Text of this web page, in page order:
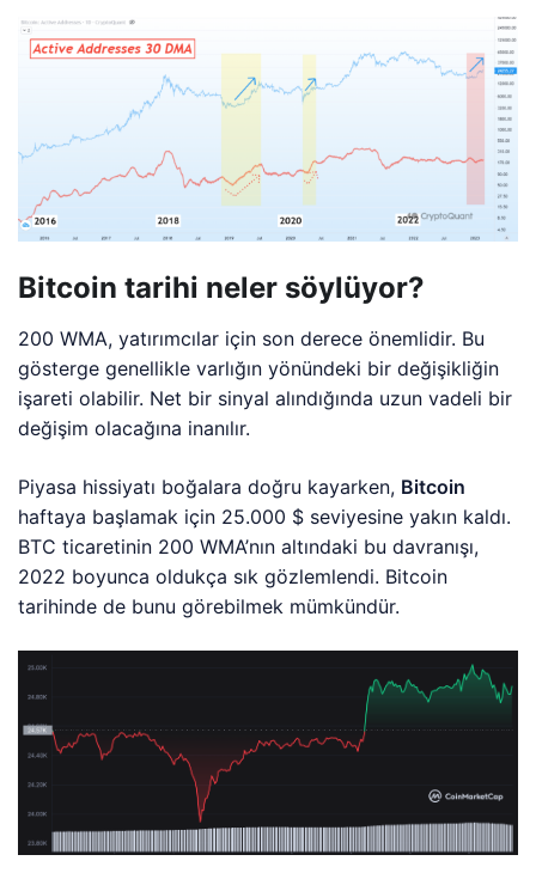
Bitcoin tarihi neler söylüyor?
200 WMA, yatırımcılar için son derece önemlidir. Bu
gösterge genellikle varlığın yönündeki bir değişikliğin
işareti olabilir. Net bir sinyal alındığında uzun vadeli bir
değişim olacağına inanılır.
Piyasa hissiyatı boğalara doğru kayarken, Bitcoin
haftaya başlamak için 25.000 $ seviyesine yakın kaldı.
BTC ticaretinin 200 WMA’nın altındaki bu davranışı,
2022 boyunca oldukça sık gözlemlendi. Bitcoin
tarihinde de bunu görebilmek mümkündür.